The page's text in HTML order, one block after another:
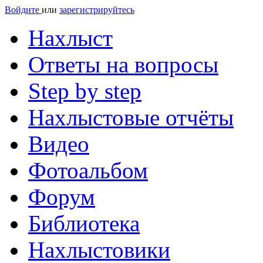
Войдите или зарегистрируйтесь
Нахлыст
Ответы на вопросы
Step by step
Нахлыстовые отчёты
Видео
Фотоальбом
Форум
Библиотека
Нахлыстовики